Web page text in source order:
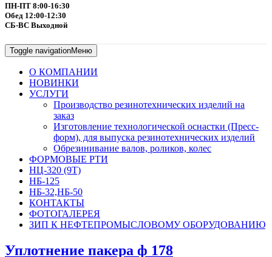
ПН-ПТ 8:00-16:30
Обед 12:00-12:30
СБ-ВС Выходной
Toggle navigationМеню
О КОМПАНИИ
НОВИНКИ
УСЛУГИ
Производство резинотехнических изделий на
заказ
Изготовление технологической оснастки (Пресс-
форм), для выпуска резинотехнических изделий
Обрезинивание валов, роликов, колес
ФОРМОВЫЕ РТИ
НЦ-320 (9Т)
НБ-125
НБ-32,НБ-50
КОНТАКТЫ
ФОТОГАЛЕРЕЯ
ЗИП К НЕФТЕПРОМЫСЛОВОМУ ОБОРУДОВАНИЮ
Уплотнение пакера ф 178